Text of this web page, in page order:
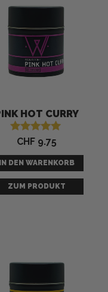
HOT CURRY
Bewertet mit
von 5
CHF 9.75
IN DEN WARENKORB
ZUM PRODUKT